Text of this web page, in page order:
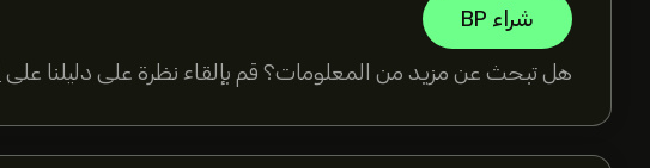
شراء BP
هل تبحث عن مزيد من المعلومات؟ قم بإلقاء نظرة على دليلنا على